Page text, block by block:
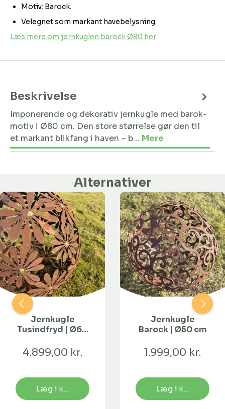
Motiv: Barock.
Velegnet som markant havebelysning.
Læs mere om jernkuglen barock Ø80 her
Beskrivelse
Imponerende og dekorativ jernkugle med barok-
motiv i Ø80 cm. Den store størrelse gør den til
et markant blikfang i haven – b… Mere
Alternativer
Jernkugle
Tusindfryd | Ø60
4.899,00 kr.
Læg i kurv
Jernkugle
Barock | Ø50 cm
1.999,00 kr.
Læg i kurv